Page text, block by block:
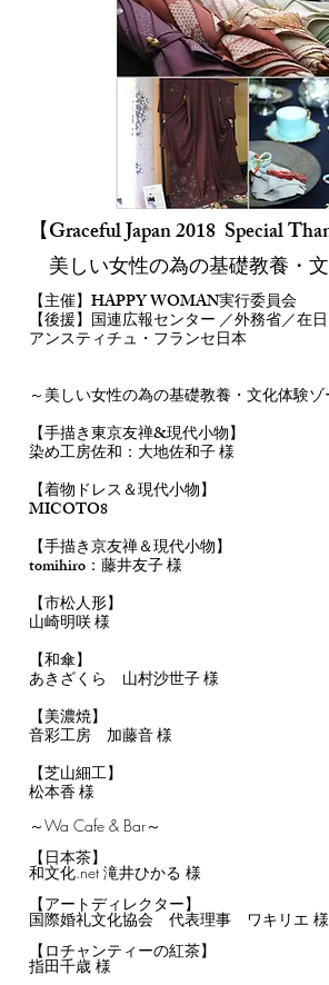
【Graceful Japan 2018 Special
美しい女性の為の基礎教養・
【主催】HAPPY WOMAN実行委員会
【後援】国連広報センター ／外務省／在
アンスティチュ・フランセ日本
～美しい女性の為の基礎教養・文化体験ゾ
【手描き東京友禅&現代小物】
染め工房佐和：大地佐和子 様
【着物ドレス＆現代小物】
MICOTO8
【手描き京友禅＆現代小物】
tomihiro：藤井友子 様
【市松人形】
山崎明咲 様
【和傘】
あきざくら 山村沙世子 様
【美濃焼】
音彩工房 加藤音 様
【芝山細工】
松本香 様
～Wa Cafe & Bar～
【日本茶】
和文化.net 滝井ひかる 様
【アートディレクター】
国際婚礼文化協会 代表理事 ワキリエ 様
【ロチャンティーの紅茶】
指田千歳 様